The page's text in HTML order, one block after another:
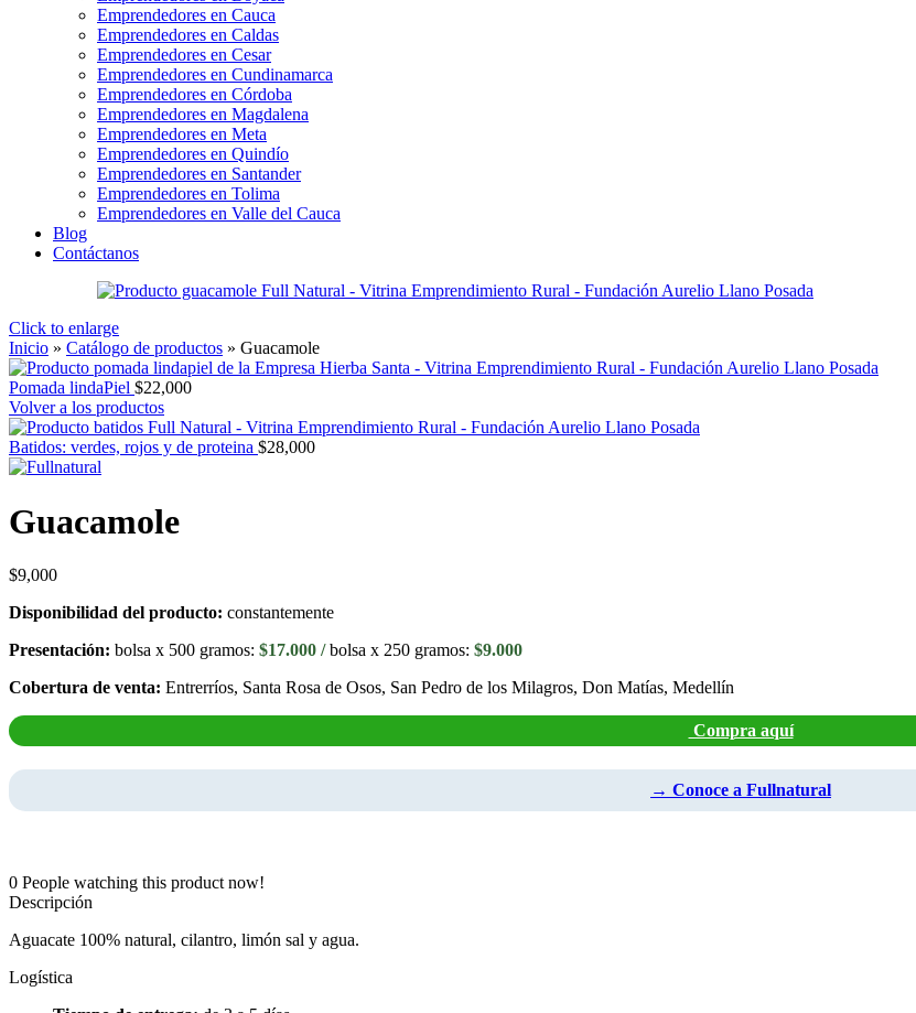
Emprendedores en Cauca
Emprendedores en Caldas
Emprendedores en Cesar
Emprendedores en Cundinamarca
Emprendedores en Córdoba
Emprendedores en Magdalena
Emprendedores en Meta
Emprendedores en Quindío
Emprendedores en Santander
Emprendedores en Tolima
Emprendedores en Valle del Cauca
Blog
Contáctanos
Click to enlarge
Inicio » Catálogo de productos » Guacamole
Pomada lindaPiel $22,000
Volver a los productos
Batidos: verdes, rojos y de proteina $28,000
Guacamole
$9,000
Disponibilidad del producto: constantemente
Presentación: bolsa x 500 gramos: $17.000 /bolsa x 250 gramos: $9.000
Cobertura de venta: Entrerríos, Santa Rosa de Osos, San Pedro de los Milagros, Don Matías, Medellín
Compra aquí
→ Conoce a Fullnatural
0 People watching this product now!
Descripción
Aguacate 100% natural, cilantro, limón sal y agua.
Logística